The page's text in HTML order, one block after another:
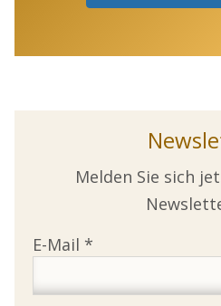
Melden Sie sich